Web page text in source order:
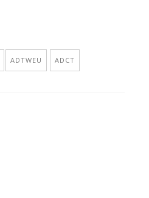
ADTWEU ADCT